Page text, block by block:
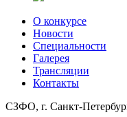
О конкурсе
Новости
Специальности
Галерея
Трансляции
Контакты
СЗФО, г. Санкт-